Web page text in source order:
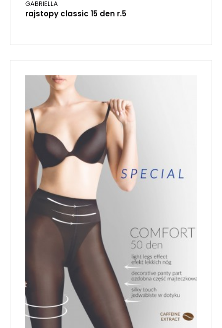
GABRIELLA
rajstopy classic 15 den r.5